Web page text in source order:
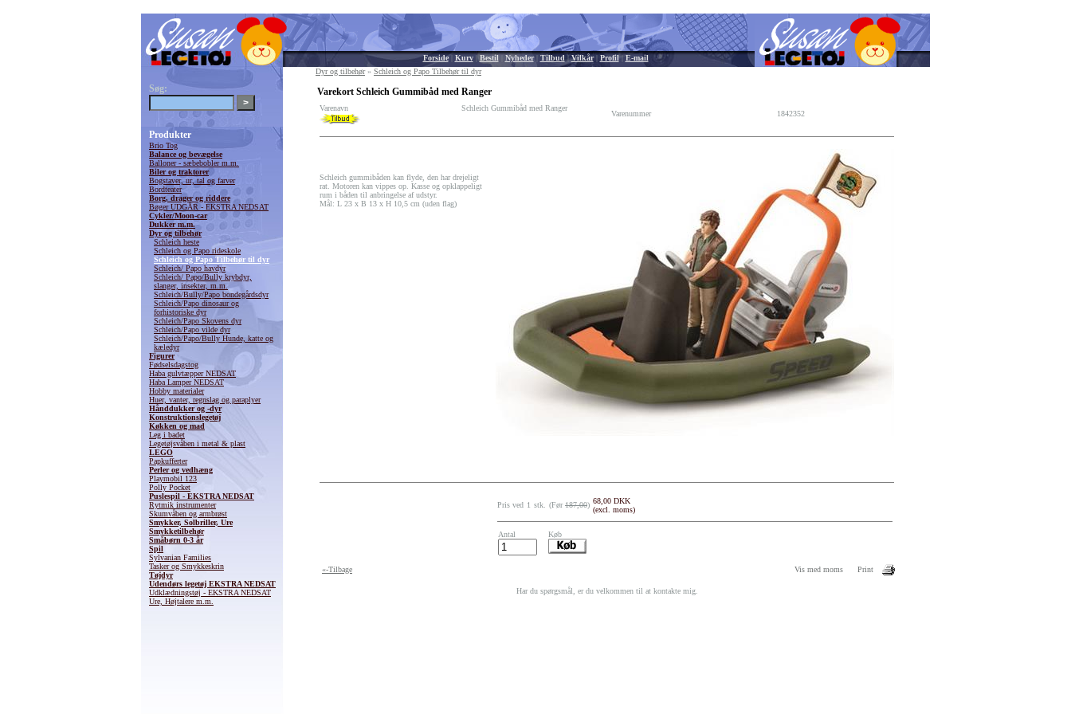
Forside| Kurv| Bestil| Nyheder| Tilbud |Vilkår| Profil| E-mail
Søg:
Produkter
Brio Tog
Balance og bevægelse
Balloner - sæbebobler m.m.
Biler og traktorer
Bogstaver, ur, tal og farver
Bordteater
Borg, drager og riddere
Bøger UDGÅR - EKSTRA NEDSAT
Cykler/Moon-car
Dukker m.m.
Dyr og tilbehør
Schleich heste
Schleich og Papo rideskole
Schleich og Papo Tilbehør til dyr
Schleich/ Papo havdyr
Schleich/ Papo/Bully krybdyr,
slanger, insekter, m.m.
Schleich/Bully/Papo bondegårdsdyr
Schleich/Papo dinosaur og
forhistoriske dyr
Schleich/Papo Skovens dyr
Schleich/Papo vilde dyr
Schleich/Papo/Bully Hunde, katte og
kæledyr
Figurer
Fødselsdagstog
Haba gulvtæpper NEDSAT
Haba Lamper NEDSAT
Hobby materialer
Huer, vanter, regnslag og paraplyer
Hånddukker og -dyr
Konstruktionslegetøj
Køkken og mad
Leg i badet
Legetøjsvåben i metal & plast
LEGO
Papkufferter
Perler og vedhæng
Playmobil 123
Polly Pocket
Puslespil - EKSTRA NEDSAT
Rytmik instrumenter
Skumvåben og armbrøst
Smykker, Solbriller, Ure
Smykketilbehør
Småbørn 0-3 år
Spil
Sylvanian Families
Tasker og Smykkeskrin
Tøjdyr
Udendørs legetøj EKSTRA NEDSAT
Udklædningstøj - EKSTRA NEDSAT
Ure, Højtalere m.m.
Dyr og tilbehør» Schleich og Papo Tilbehør til dyr
Varekort Schleich Gummibåd med Ranger
Varenavn Schleich Gummibåd med Ranger
Varenummer 1842352
Schleich gummibåden kan flyde, den har drejeligt
rat. Motoren kan vippes op. Kasse og opklappeligt
rum i båden til anbringelse af udstyr.
Mål: L 23 x B 13 x H 10,5 cm (uden flag)
Pris ved 1 stk. (Før187,00) 68,00 DKK
(excl. moms)
Antal Køb
«-Tilbage Vis med moms Print
Har du spørgsmål, er du velkommen til at kontakte mig.